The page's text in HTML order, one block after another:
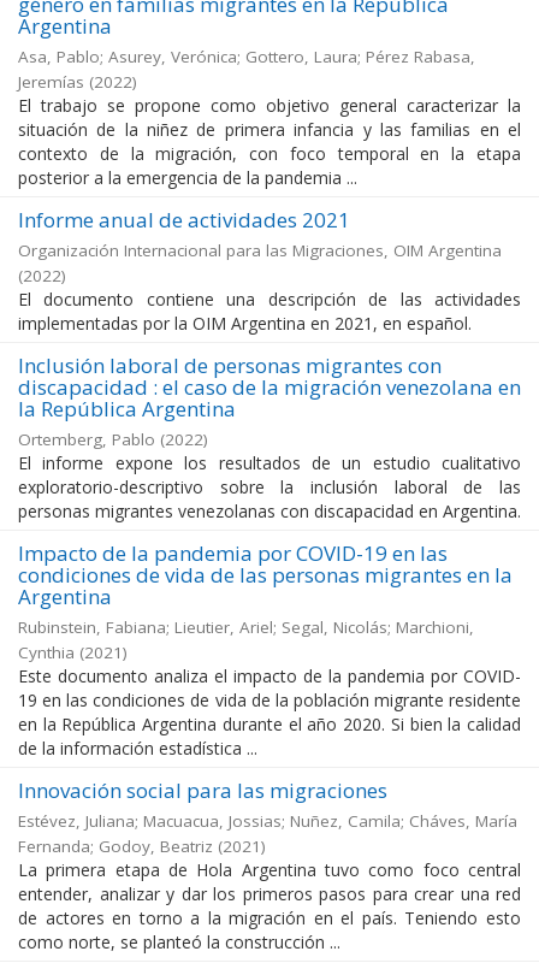
Argentina
Asa, Pablo; Asurey, Verónica; Gottero, Laura; Pérez Rabasa,
Jeremías (2022)
El trabajo se propone como objetivo general caracterizar la
situación de la niñez de primera infancia y las familias en el
contexto de la migración, con foco temporal en la etapa
posterior a la emergencia de la pandemia ...
Informe anual de actividades 2021
Organización Internacional para las Migraciones, OIM Argentina
(2022)
El documento contiene una descripción de las actividades
implementadas por la OIM Argentina en 2021, en español.
Inclusión laboral de personas migrantes con
discapacidad : el caso de la migración venezolana en
la República Argentina
Ortemberg, Pablo (2022)
El informe expone los resultados de un estudio cualitativo
exploratorio-descriptivo sobre la inclusión laboral de las
personas migrantes venezolanas con discapacidad en Argentina.
Impacto de la pandemia por COVID-19 en las
condiciones de vida de las personas migrantes en la
Argentina
Rubinstein, Fabiana; Lieutier, Ariel; Segal, Nicolás; Marchioni,
Cynthia (2021)
Este documento analiza el impacto de la pandemia por COVID-
19 en las condiciones de vida de la población migrante residente
en la República Argentina durante el año 2020. Si bien la calidad
de la información estadística ...
Innovación social para las migraciones
Estévez, Juliana; Macuacua, Jossias; Nuñez, Camila; Cháves, María
Fernanda; Godoy, Beatriz (2021)
La primera etapa de Hola Argentina tuvo como foco central
entender, analizar y dar los primeros pasos para crear una red
de actores en torno a la migración en el país. Teniendo esto
como norte, se planteó la construcción ...